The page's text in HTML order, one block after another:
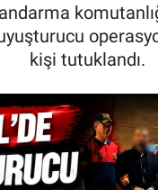
kişi tutuklandı.